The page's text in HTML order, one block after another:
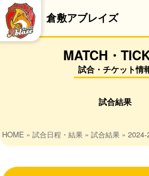
倉敷アブレイズ
MATCH・
試合・チケット情
試合結果
HOME »試合日程・結果 »試合結果 »